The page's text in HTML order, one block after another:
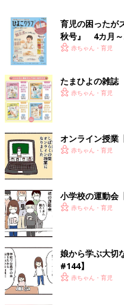
育児の困ったが
秋号』 4カ月～
いっぱい！
赤ちゃん・育児
たまひよの雑誌
赤ちゃん・育児
オンライン授業
赤ちゃん・育児
小学校の運動会
赤ちゃん・育児
娘から学ぶ大切
#144】
赤ちゃん・育児